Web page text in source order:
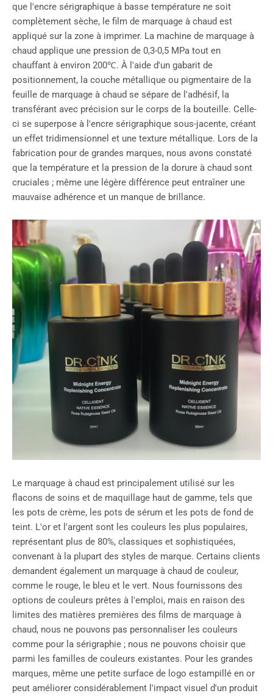
que l'encre sérigraphique à basse température ne soit
complètement sèche, le film de marquage à chaud est
appliqué sur la zone à imprimer. La machine de marquage à
chaud applique une pression de 0,3-0,5 MPa tout en
chauffant à environ 200℃. À l'aide d'un gabarit de
positionnement, la couche métallique ou pigmentaire de la
feuille de marquage à chaud se sépare de l'adhésif, la
transférant avec précision sur le corps de la bouteille. Celle-
ci se superpose à l'encre sérigraphique sous-jacente, créant
un effet tridimensionnel et une texture métallique. Lors de la
fabrication pour de grandes marques, nous avons constaté
que la température et la pression de la dorure à chaud sont
cruciales ; même une légère différence peut entraîner une
mauvaise adhérence et un manque de brillance.
Le marquage à chaud est principalement utilisé sur les
flacons de soins et de maquillage haut de gamme, tels que
les pots de crème, les pots de sérum et les pots de fond de
teint. L'or et l'argent sont les couleurs les plus populaires,
représentant plus de 80%, classiques et sophistiquées,
convenant à la plupart des styles de marque. Certains clients
demandent également un marquage à chaud de couleur,
comme le rouge, le bleu et le vert. Nous fournissons des
options de couleurs prêtes à l'emploi, mais en raison des
limites des matières premières des films de marquage à
chaud, nous ne pouvons pas personnaliser les couleurs
comme pour la sérigraphie ; nous ne pouvons choisir que
parmi les familles de couleurs existantes. Pour les grandes
marques, même une petite surface de logo estampillé en or
peut améliorer considérablement l'impact visuel d'un produit